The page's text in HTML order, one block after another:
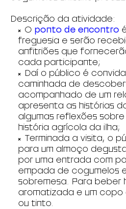
Descrição da atividade:
O ponto de encontro
freguesia e serão
anfitriões que
cada participante;
Daí o público é
caminhada de
acompanhado de um
apresenta as histórias
algumas reflexões
história agrícola da ilha;
Terminada a visita, o
para um almoço
por uma entrada com
empada de cogumelos
sobremesa. Para beber
aromatizada e um copo
ou tinto.